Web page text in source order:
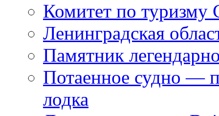
Комитет по туризму
Ленинградская
Памятник
Потаенное судно —
лодка